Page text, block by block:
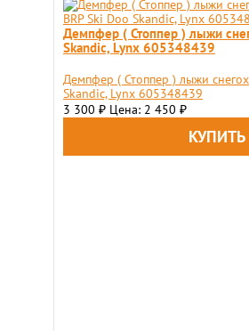
Демпфер ( Стоппер ) лыжи
Skandic, Lynx 605348439
Демпфер ( Стоппер ) лыжи
Skandic, Lynx 605348439
3 300 ₽ Цена: 2 450 ₽